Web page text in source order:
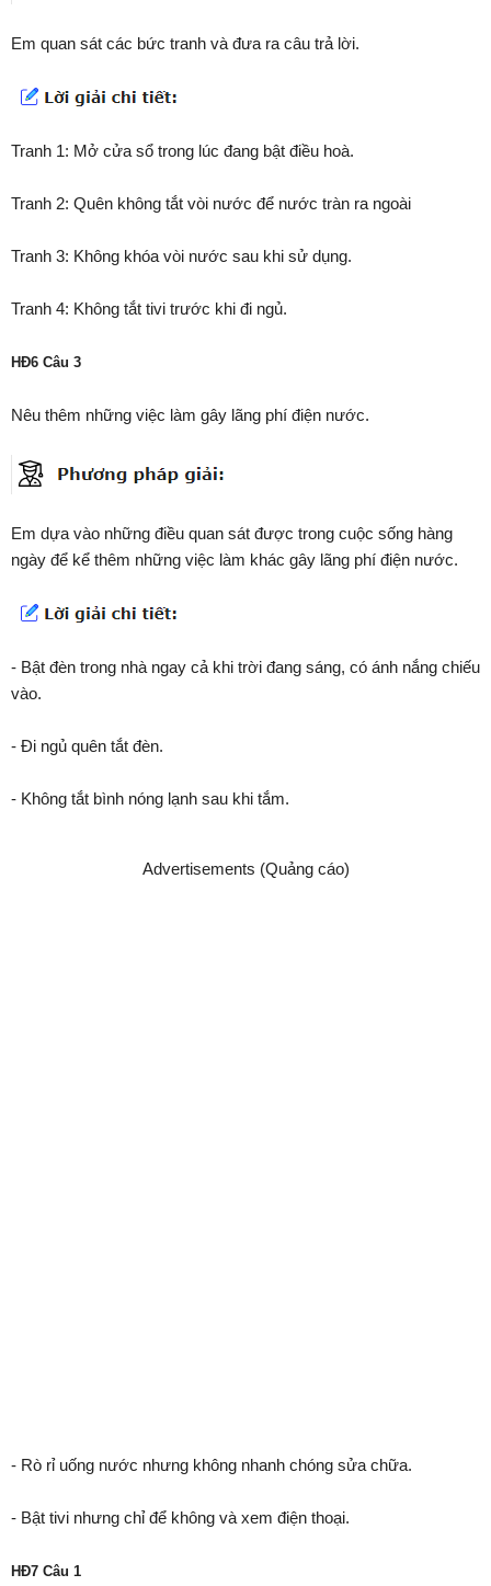
Em quan sát các bức tranh và đưa ra câu trả lời.
Tranh 1: Mở cửa sổ trong lúc đang bật điều hoà.
Tranh 2: Quên không tắt vòi nước để nước tràn ra ngoài
Tranh 3: Không khóa vòi nước sau khi sử dụng.
Tranh 4: Không tắt tivi trước khi đi ngủ.
HĐ6 Câu 3
Nêu thêm những việc làm gây lãng phí điện nước.
Em dựa vào những điều quan sát được trong cuộc sống hàng
ngày để kể thêm những việc làm khác gây lãng phí điện nước.
- Bật đèn trong nhà ngay cả khi trời đang sáng, có ánh nắng chiếu
vào.
- Đi ngủ quên tắt đèn.
- Không tắt bình nóng lạnh sau khi tắm.
Advertisements (Quảng cáo)
- Rò rỉ uống nước nhưng không nhanh chóng sửa chữa.
- Bật tivi nhưng chỉ để không và xem điện thoại.
HĐ7 Câu 1